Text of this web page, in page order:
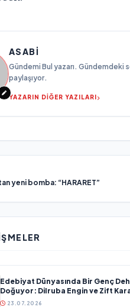
ASABI
Gündemi Bul yazarı. Gündemdeki
paylaşıyor.
YAZARIN DİĞER YAZILARI
yeni bomba: “HARARET”
Edebiyat Dünyasında Bir Genç
Doğuyor: Dilruba Engin ve Zift
Evreni ‘AVENOİR’
23.07.2026